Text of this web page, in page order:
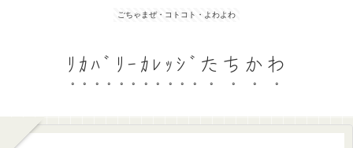
ごちゃまぜ・コトコト・よわよわ
ﾘｶﾊﾞﾘｰｶﾚｯｼﾞたちかわ